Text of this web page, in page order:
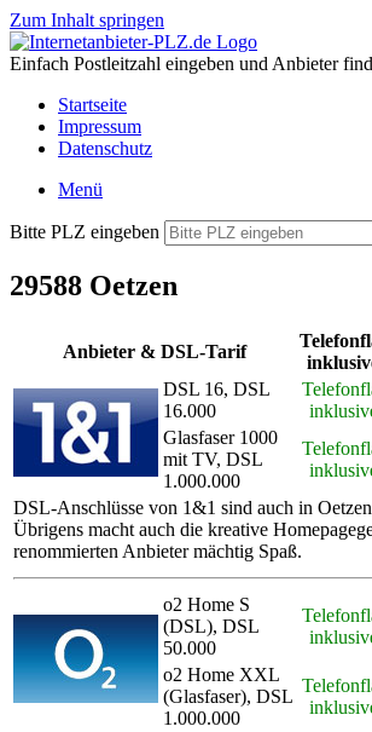
Zum Inhalt springen
Einfach Postleitzahl eingeben und Anbieter
Startseite
Impressum
Datenschutz
Menü
Bitte PLZ eingeben
29588 Oetzen
Anbieter & DSL-Tarif
DSL 16, DSL
16.000
Glasfaser 1000
mit TV, DSL
1.000.000
DSL-Anschlüsse von 1&1 sind auch in
Übrigens macht auch die kreative
renommierten Anbieter mächtig Spaß.
o2 Home S
(DSL), DSL
50.000
o2 Home XXL
(Glasfaser), DSL
1.000.000